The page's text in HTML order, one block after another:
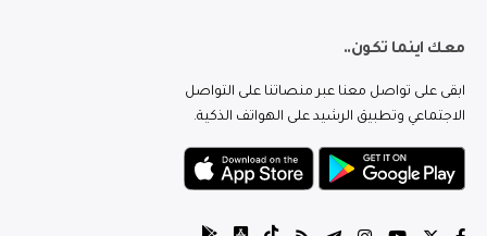
معك اينما تكون..
ابقى على تواصل معنا عبر منصاتنا على التواصل
الاجتماعي وتطبيق الرشيد على الهواتف الذكية.